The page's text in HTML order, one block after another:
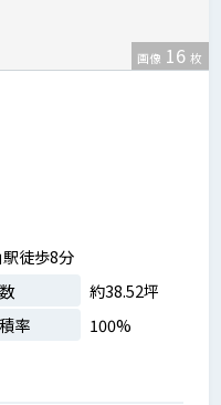
画像 16 枚
駅徒歩8分
約38.52坪
率 100%